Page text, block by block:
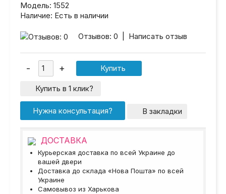
Модель: 1552
Наличие: Есть в наличии
Отзывов: 0 Написать отзыв
Купить в 1 клик?
Нужна консультация? В закладки
ДОСТАВКА
Курьерская доставка по всей Украине до
вашей двери
Доставка до склада «Нова Пошта» по всей
Украине
Самовывоз из Харькова